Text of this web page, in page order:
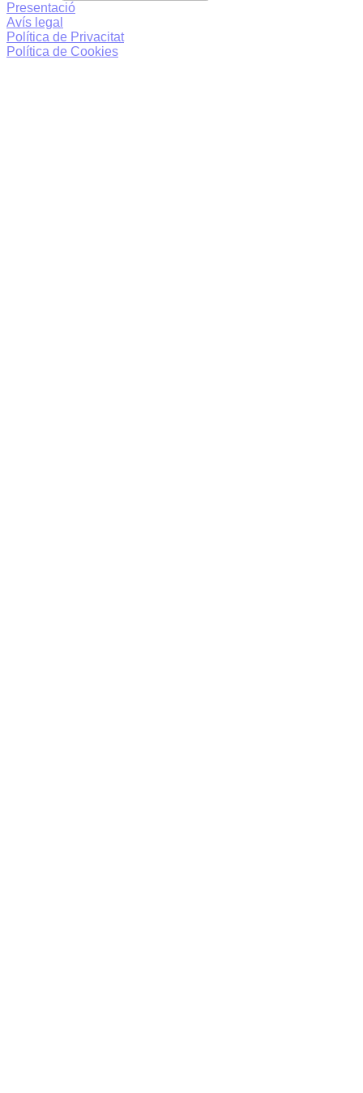
Presentació
Avís legal
Política de Privacitat
Política de Cookies